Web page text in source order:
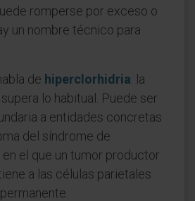
romperse por exceso o
un nombre técnico para
de hiperclorhidria: la
lo habitual. Puede ser
a entidades concretas
del síndrome de
el que un tumor productor
a las células parietales